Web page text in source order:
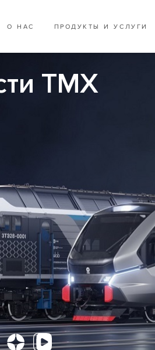
О НАС ПРОДУКТЫ И УСЛУГИ
ТМХ